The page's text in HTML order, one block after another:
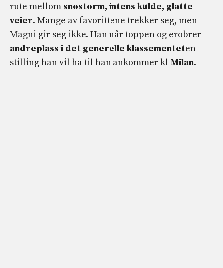
rute mellom snøstorm, intens kulde, glatte
veier. Mange av favorittene trekker seg, men
Magni gir seg ikke. Han når toppen og erobrer
andreplass i det generelle klassementeten
stilling han vil ha til han ankommer kl Milan.